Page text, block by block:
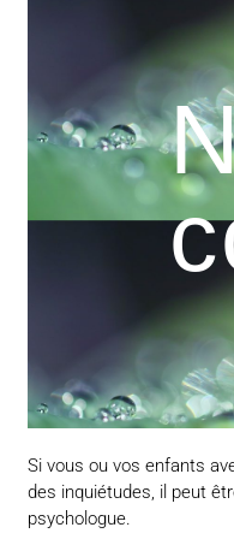
Si vous ou vos enfants
des inquiétudes, il peut
psychologue.